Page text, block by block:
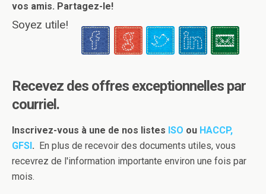
vos amis. Partagez-le!
Soyez utile!
Recevez des offres exceptionnelles par
courriel.
Inscrivez-vous à une de nos listes ISO ou HACCP,
GFSI. En plus de recevoir des documents utiles, vous
recevrez de l'information importante environ une fois par
mois.